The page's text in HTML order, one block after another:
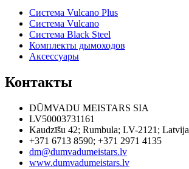
Система Vulcano Plus
Система Vulcano
Система Black Steel
Комплекты дымоходов
Аксессуары
Контакты
DŪMVADU MEISTARS SIA
LV50003731161
Kaudzīšu 42; Rumbula; LV-2121 ; Latvija
+371 6713 8590; +371 2971 4135
dm@dumvadumeistars.lv
www.dumvadumeistars.lv